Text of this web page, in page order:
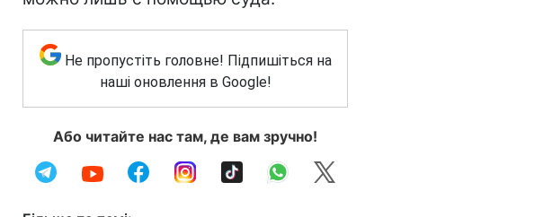
Не пропустіть головне! Підпишіться на
наші оновлення в Google!
Або читайте нас там, де вам зручно!